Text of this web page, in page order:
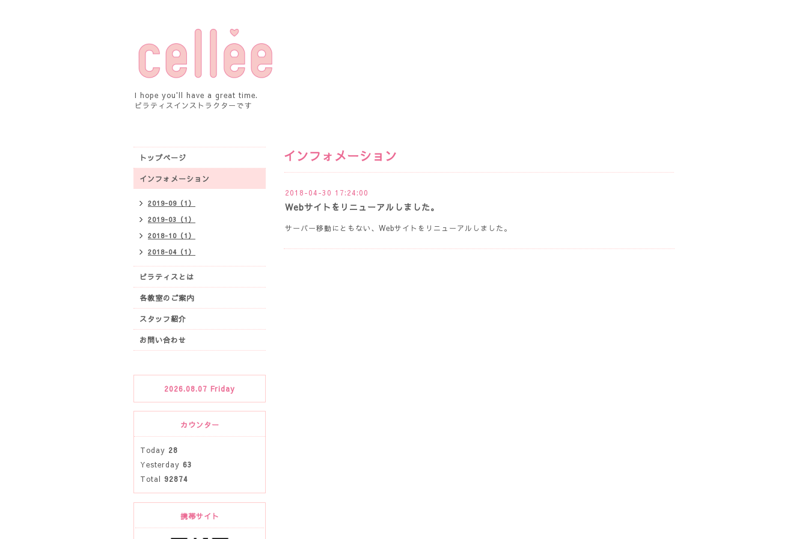
I hope you'll have a great time.
ピラティスインストラクターです
インフォメーション
2018-04-30 17:24:00
Webサイトをリニューアルしました。
サーバー移動にともない、Webサイトをリニューアルしました。
トップページ
インフォメーション
2019-09（1）
2019-03（1）
2018-10（1）
2018-04（1）
ピラティスとは
各教室のご案内
スタッフ紹介
お問い合わせ
2026.08.07 Friday
カウンター
Today 28
Yesterday 63
Total 92874
携帯サイト